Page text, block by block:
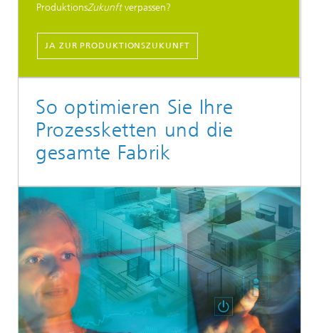
ProduktionsZukunftverpassen?
JA ZUR PRODUKTIONSZUKUNFT
So optimieren Sie Ihre
Prozessketten und die
gesamte Fabrik